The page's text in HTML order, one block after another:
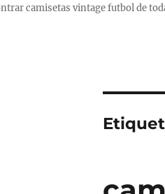
camisetas vintage futbol de